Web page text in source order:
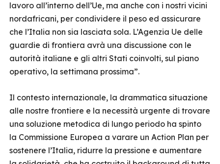
lavoro all’interno dell’Ue, ma anche con i nostri vicini
nordafricani, per condividere il peso ed assicurare
che l’Italia non sia lasciata sola. L’Agenzia Ue delle
guardie di frontiera avrà una discussione con le
autorità italiane e gli altri Stati coinvolti, sul piano
operativo, la settimana prossima”.
Il contesto internazionale, la drammatica situazione
alle nostre frontiere e la necessità urgente di trovare
una soluzione metodica di lungo periodo ha spinto
la Commissione Europea a varare un Action Plan per
sostenere l’Italia, ridurre la pressione e aumentare